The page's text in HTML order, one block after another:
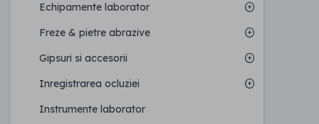
Echipamente laborator
Freze & pietre abrazive
Gipsuri si accesorii
Inregistrarea ocluziei
Instrumente laborator